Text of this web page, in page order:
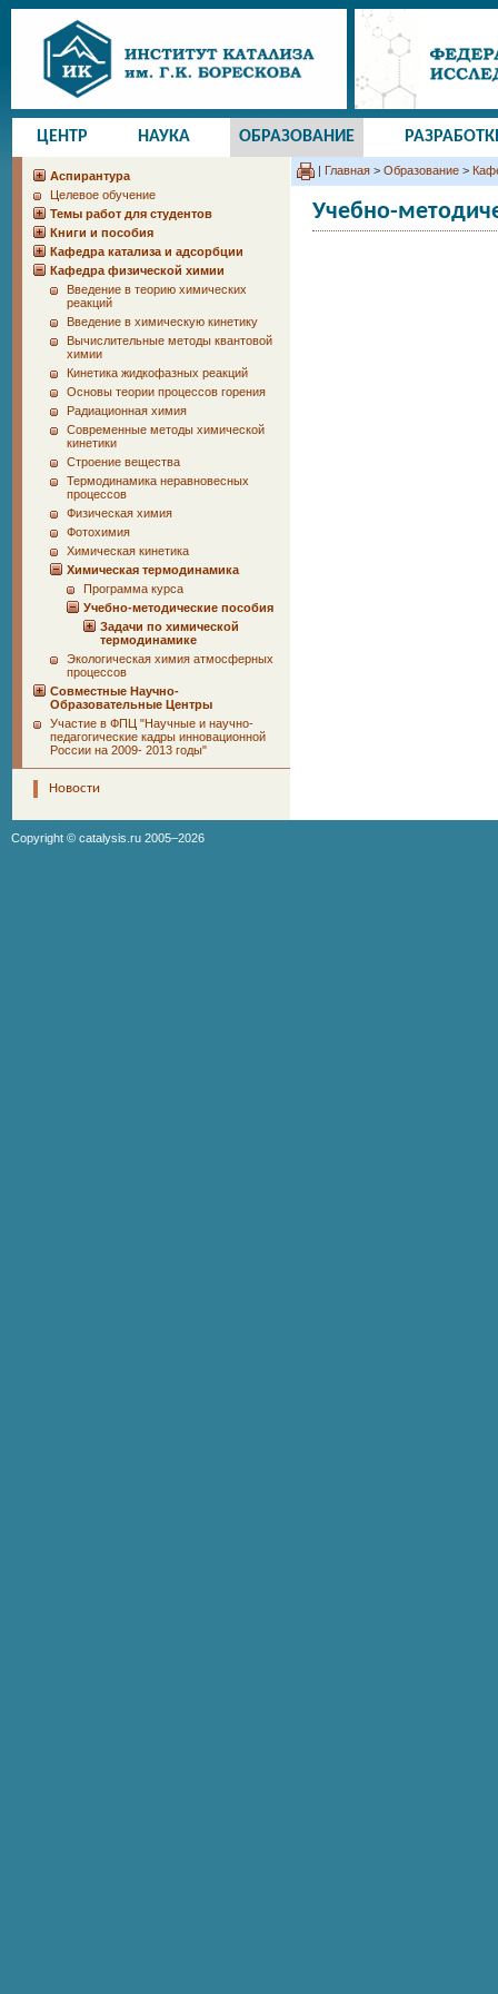
ЦЕНТР НАУКА ОБРАЗОВАНИЕ
Аспирантура
Целевое обучение
Темы работ для студентов
Книги и пособия
Кафедра катализа и адсорбции
Кафедра физической химии
Введение в теорию химических
реакций
Введение в химическую кинетику
Вычислительные методы квантовой
химии
Кинетика жидкофазных реакций
Основы теории процессов горения
Радиационная химия
Современные методы химической
кинетики
Строение вещества
Термодинамика неравновесных
процессов
Физическая химия
Фотохимия
Химическая кинетика
Химическая термодинамика
Программа курса
Учебно-методические пособия
Задачи по химической
термодинамике
Экологическая химия атмосферных
процессов
Совместные Научно-
Образовательные Центры
Участие в ФПЦ "Научные и научно-
педагогические кадры инновационной
России на 2009- 2013 годы"
Новости
| Главная > Образование >
Учебно-
Copyright © catalysis.ru 2005–2026